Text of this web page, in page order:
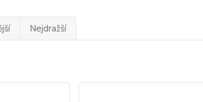
Nejdražší